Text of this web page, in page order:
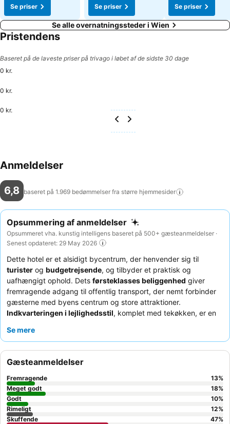
Se priser
Se priser
Se priser
Se alle overnatningssteder i Wien
Pristendens
Baseret på de laveste priser på trivago i løbet af de sidste 30 dage
0 kr.
0 kr.
0 kr.
Anmeldelser
6,8 baseret på 1.969 bedømmelser fra større hjemmesider
Opsummering af anmeldelser
Opsummeret vha. kunstig intelligens baseret på 500+ gæsteanmeldelser ·
Senest opdateret: 29 May 2026
Dette hotel er et alsidigt bycentrum, der henvender sig til
turister og budgetrejsende, og tilbyder et praktisk og
uafhængigt ophold. Dets førsteklasses beliggenhed giver
fremragende adgang til offentlig transport, der nemt forbinder
gæsterne med byens centrum og store attraktioner.
Indkvarteringen i lejlighedsstil, komplet med tekøkken, er en
Selvom personalets interaktion er minimal på grund af selv-
For en mere rolig oplevelse anbefaler gæsterne at anmode om
et værelse med udsigt til haven.
Se mere
Gæsteanmeldelser
Fremragende 13%
Meget godt
18%
Godt
10%
Rimeligt
12%
Skuffende
47%